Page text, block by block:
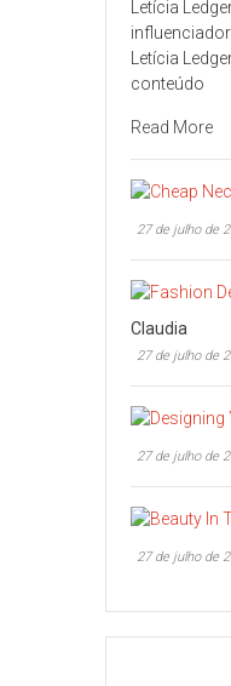
Letícia
Letícia
conteúdo
Read More
27 de julho de
Claudia
27 de julho de
27 de julho de
27 de julho de